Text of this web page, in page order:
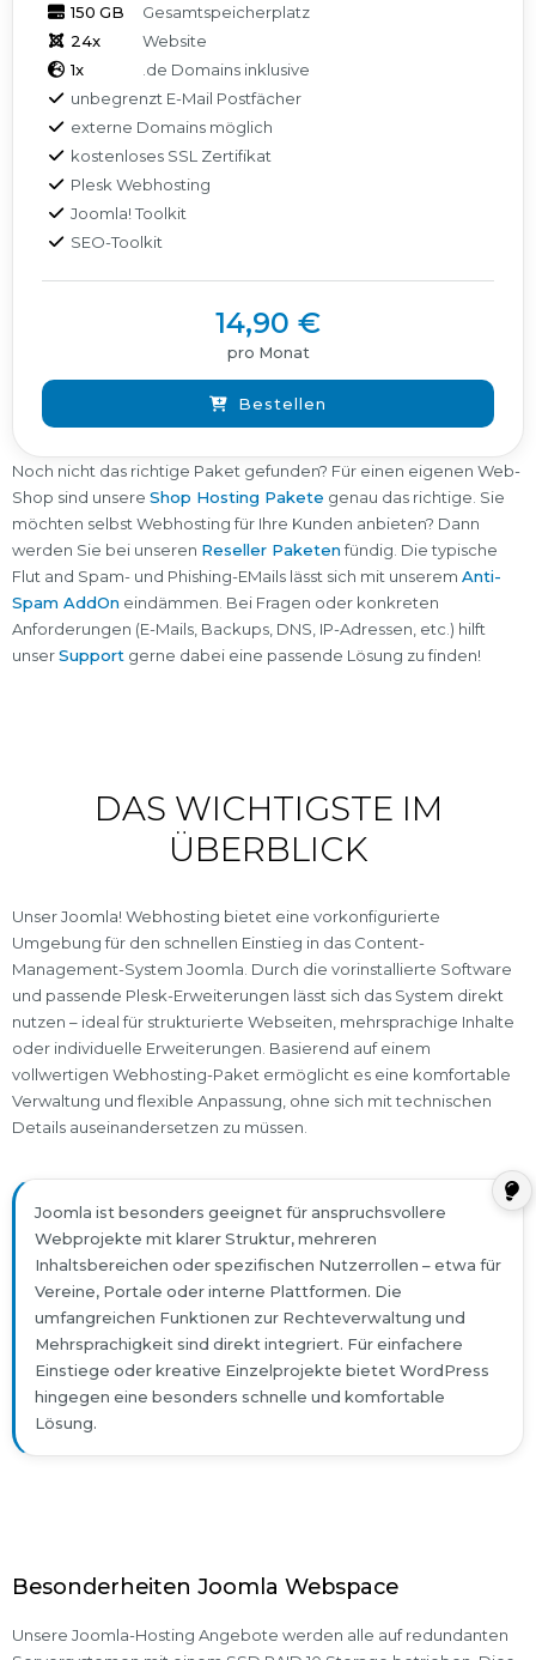
150 GB
Gesamtspeicherplatz
24x
Website
1x
.de Domains inklusive
unbegrenzt E-Mail Postfächer
externe Domains möglich
kostenloses SSL Zertifikat
Plesk Webhosting
Joomla! Toolkit
SEO-Toolkit
14,90 €
pro Monat
Bestellen
Noch nicht das richtige Paket gefunden? Für einen eigenen Web-
Shop sind unsere Shop Hosting Pakete genau das richtige. Sie
möchten selbst Webhosting für Ihre Kunden anbieten? Dann
werden Sie bei unseren Reseller Paketenfündig. Die typische
Flut and Spam- und Phishing-EMails lässt sich mit unserem Anti-
Spam AddOn eindämmen. Bei Fragen oder konkreten
Anforderungen (E-Mails, Backups, DNS, IP-Adressen, etc.) hilft
unserSupport gerne dabei eine passende Lösung zu finden!
DAS WICHTIGSTE IM
ÜBERBLICK
Unser Joomla! Webhosting bietet eine vorkonfigurierte
Umgebung für den schnellen Einstieg in das Content-
Management-System Joomla. Durch die vorinstallierte Software
und passende Plesk-Erweiterungen lässt sich das System direkt
nutzen – ideal für strukturierte Webseiten, mehrsprachige Inhalte
oder individuelle Erweiterungen. Basierend auf einem
vollwertigen Webhosting-Paket ermöglicht es eine komfortable
Verwaltung und flexible Anpassung, ohne sich mit technischen
Details auseinandersetzen zu müssen.
Joomla ist besonders geeignet für anspruchsvollere
Webprojekte mit klarer Struktur, mehreren
Inhaltsbereichen oder spezifischen Nutzerrollen – etwa für
Vereine, Portale oder interne Plattformen. Die
umfangreichen Funktionen zur Rechteverwaltung und
Mehrsprachigkeit sind direkt integriert. Für einfachere
Einstiege oder kreative Einzelprojekte bietet WordPress
hingegen eine besonders schnelle und komfortable
Lösung.
Besonderheiten Joomla Webspace
Unsere Joomla-Hosting Angebote werden alle auf redundanten